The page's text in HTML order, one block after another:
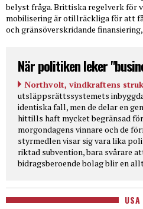
belyst fråga. Brittiska regelverk för
mobilisering är otillräckliga för att
och gränsöverskridande
När politiken leker
Northvolt, vindkraftens
utsläppsrättssystemets
identiska fall, men de delar en
hittills haft mycket begränsad
morgondagens vinnare och de
styrmedlen visar sig vara lika
riktad subvention, bara svårare
bidragsberoende bolag blir en
USA